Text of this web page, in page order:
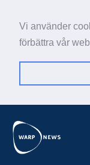
Vi använder
förbättra vår